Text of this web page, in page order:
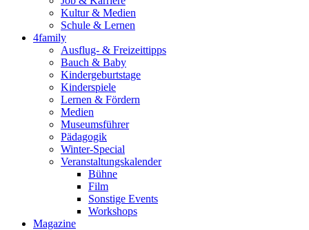
Kultur & Medien
Schule & Lernen
4family
Ausflug- & Freizeittipps
Bauch & Baby
Kindergeburtstage
Kinderspiele
Lernen & Fördern
Medien
Museumsführer
Pädagogik
Winter-Special
Veranstaltungskalender
Bühne
Film
Sonstige Events
Workshops
Magazine